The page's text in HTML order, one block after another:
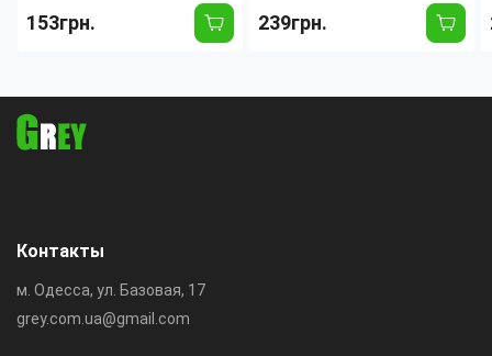
настольный, на батарейках,
153грн.
844, 3000В, 800 мАч, 62 м²,
USB зарядка, белый Черный
239грн.
Контакты
м. Одесса, ул. Базовая, 17
grey.com.ua@gmail.com